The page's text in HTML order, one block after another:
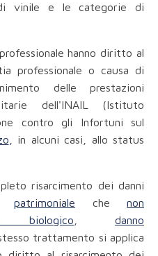
vinile e le categorie di
hanno diritto al
professionale o causa di
delle prestazioni
dell'INAIL (Istituto
contro gli Infortuni sul
, in alcuni casi, allo status
risarcimento dei danni
patrimoniale che non
biologico ,danno
trattamento si applica